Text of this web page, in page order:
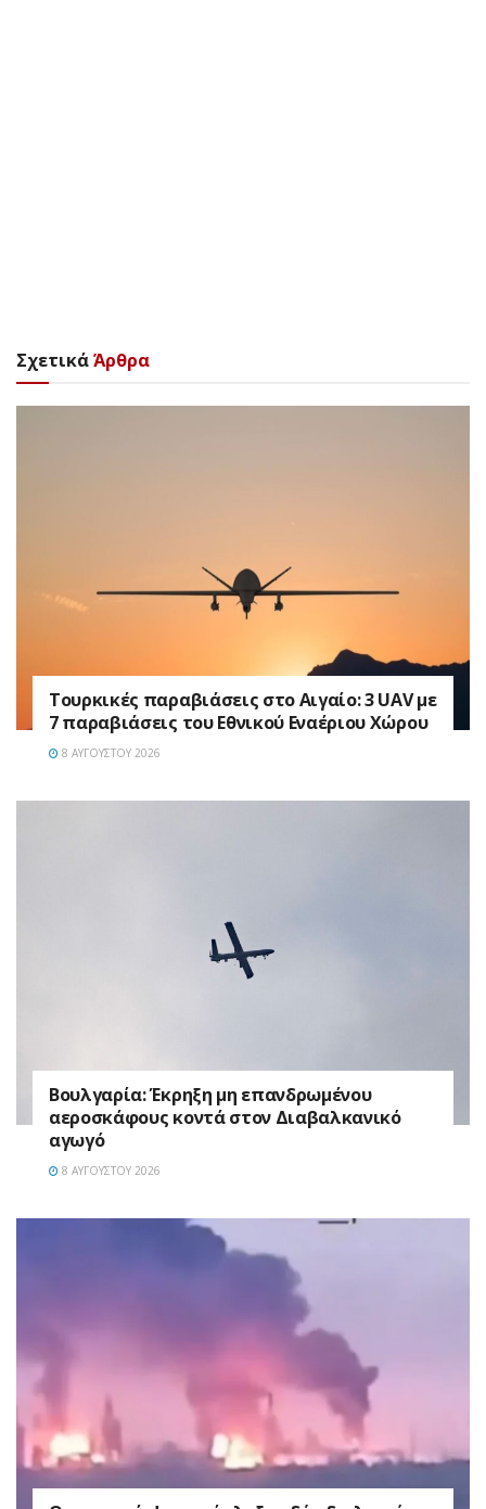
ΣχετικάΆρθρα
Τουρκικές παραβιάσεις στο Αιγαίο: 3 UAV με
7 παραβιάσεις του Εθνικού Εναέριου Χώρου
8 ΑΥΓΟΎΣΤΟΥ 2026
Βουλγαρία: Έκρηξη μη επανδρωμένου
αεροσκάφους κοντά στον Διαβαλκανικό
αγωγό
8 ΑΥΓΟΎΣΤΟΥ 2026